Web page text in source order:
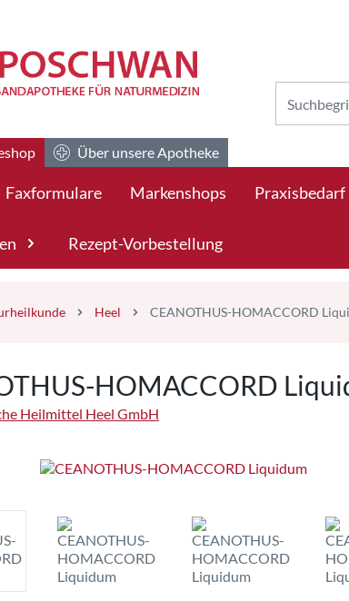
Über unsere Apotheke
Faxformulare Markenshops Praxisbedarf
Rezept-Vorbestellung
Heel CEANOTHUS-HOMACCORD
HOMACCORD
Heilmittel Heel GmbH